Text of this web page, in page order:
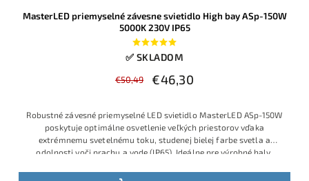
MasterLED priemyselné závesne svietidlo High bay ASp-150W
5000K 230V IP65
✅ SKLADOM
€50,49 €46,30
Robustné závesné priemyselné LED svietidlo MasterLED ASp-150W
poskytuje optimálne osvetlenie veľkých priestorov vďaka
extrémnemu svetelnému toku, studenej bielej farbe svetla a
odolnosti voči prachu a vode (IP65). Ideálne pre výrobné haly,